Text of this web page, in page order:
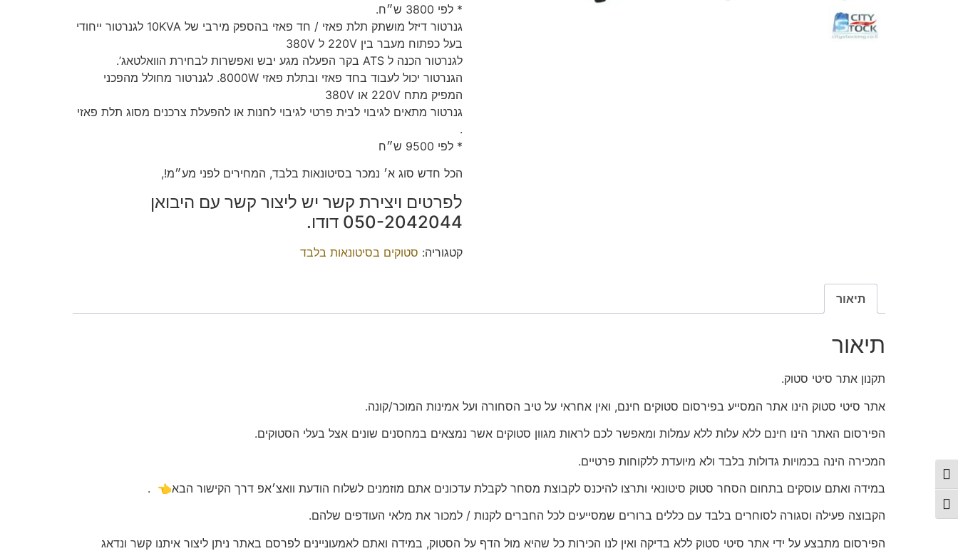
הפעל/כבה ניגודיות גבוהה
מתג גודל גופן
* לפי 3800 ש״ח.
גנרטור דיזל מושתק תלת פאזי / חד פאזי בהספק מירבי של 10KVA לגנרטור ייחודי
בעל כפתוח מעבר בין 220V ל 380V
לגנרטור הכנה ל ATS בקר הפעלה מגע יבש ואפשרות לבחירת הוואלטאג’.
הגנרטור יכול לעבוד בחד פאזי ובתלת פאזי 8000W. לגנרטור מחולל מהפכני
המפיק מתח 220V או 380V
גנרטור מתאים לגיבוי לבית פרטי לגיבוי לחנות או להפעלת צרכנים מסוג תלת פאזי
.
* לפי 9500 ש״ח
הכל חדש סוג א׳ נמכר בסיטונאות בלבד, המחירים לפני מע״מ!,
לפרטים ויצירת קשר יש ליצור קשר עם היבואן
‭050-2042044‬ דודו.
קטגוריה: סטוקים בסיטונאות בלבד
תיאור
תיאור
תקנון אתר סיטי סטוק.
אתר סיטי סטוק הינו אתר המסייע בפירסום סטוקים חינם, ואין אחראי על טיב הסחורה ועל אמינות המוכר/קונה.
הפירסום האתר הינו חינם ללא עלות ללא עמלות ומאפשר לכם לראות מגוון סטוקים אשר נמצאים במחסנים שונים אצל בעלי הסטוקים.
המכירה הינה בכמויות גדולות בלבד ולא מיועדת ללקוחות פרטיים.
במידה ואתם עוסקים בתחום הסחר סטוק סיטונאי ותרצו להיכנס לקבוצת מסחר לקבלת עדכונים אתם מוזמנים לשלוח הודעת וואצ׳אפ דרך הקישור הבא👈 .
הקבוצה פעילה וסגורה לסוחרים בלבד עם כללים ברורים שמסייעים לכל החברים לקנות / למכור את מלאי העודפים שלהם.
הפירסום מתבצע על ידי אתר סיטי סטוק ללא בדיקה ואין לנו הכירות כל שהיא מול הדף על הסטוק, במידה ואתם לאמעוניינים לפרסם באתר ניתן ליצור איתנו קשר ונדאג